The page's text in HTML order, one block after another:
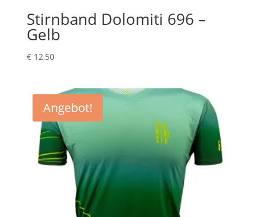
Stirnband Dolomiti 696 –
Gelb
€12,50
Angebot!